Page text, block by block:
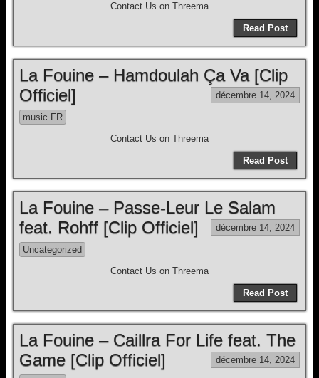
Contact Us on Threema
Read Post
La Fouine – Hamdoulah Ça Va [Clip
Officiel]
décembre 14, 2024
music FR
Contact Us on Threema
Read Post
La Fouine – Passe-Leur Le Salam
feat. Rohff [Clip Officiel]
décembre 14, 2024
Uncategorized
Contact Us on Threema
Read Post
La Fouine – Caillra For Life feat. The
Game [Clip Officiel]
décembre 14, 2024